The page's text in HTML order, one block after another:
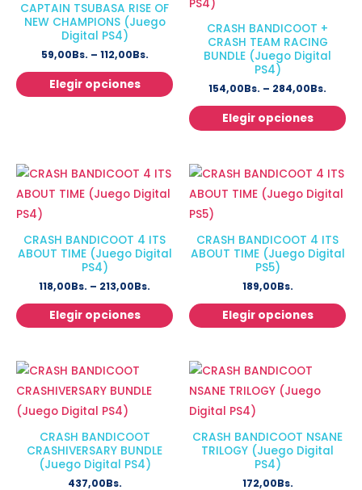
CAPTAIN TSUBASA RISE OF
NEW CHAMPIONS (Juego
Digital PS4)
59,00Bs. – 112,00Bs.
Elegir opciones
CRASH BANDICOOT +
CRASH TEAM RACING
BUNDLE (Juego Digital
PS4)
154,00Bs. – 284,00Bs.
Elegir opciones
CRASH BANDICOOT 4 ITS
ABOUT TIME (Juego Digital
PS4)
118,00Bs. – 213,00Bs.
Elegir opciones
CRASH BANDICOOT 4 ITS
ABOUT TIME (Juego Digital
PS5)
189,00Bs.
Elegir opciones
CRASH BANDICOOT
CRASHIVERSARY BUNDLE
(Juego Digital PS4)
437,00Bs.
CRASH BANDICOOT NSANE
TRILOGY (Juego Digital
PS4)
172,00Bs.